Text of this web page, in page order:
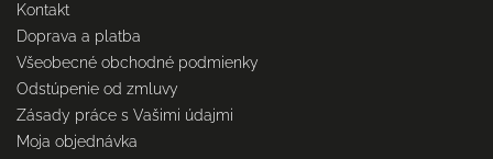
Kontakt
Doprava a platba
Všeobecné obchodné podmienky
Odstúpenie od zmluvy
Zásady práce s Vašimi údajmi
Moja objednávka